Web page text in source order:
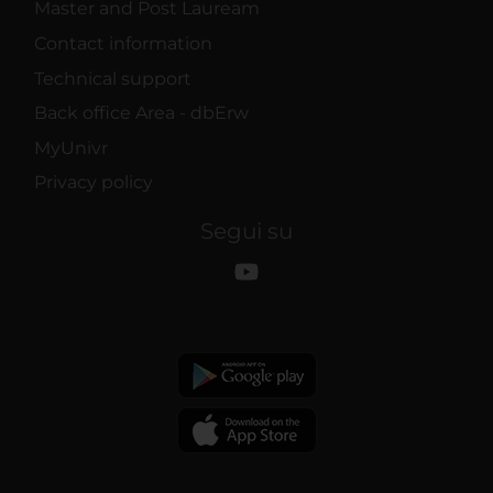
Master and Post Lauream
Contact information
Technical support
Back office Area - dbErw
MyUnivr
Privacy policy
Segui su